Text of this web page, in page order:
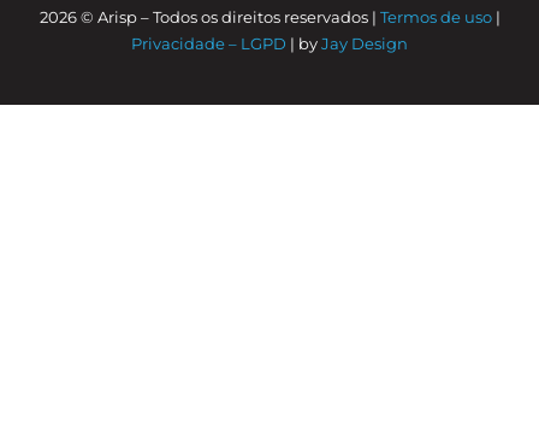
2026 © Arisp – Todos os direitos reservados | Termos de uso|
Privacidade – LGPD | byJay Design